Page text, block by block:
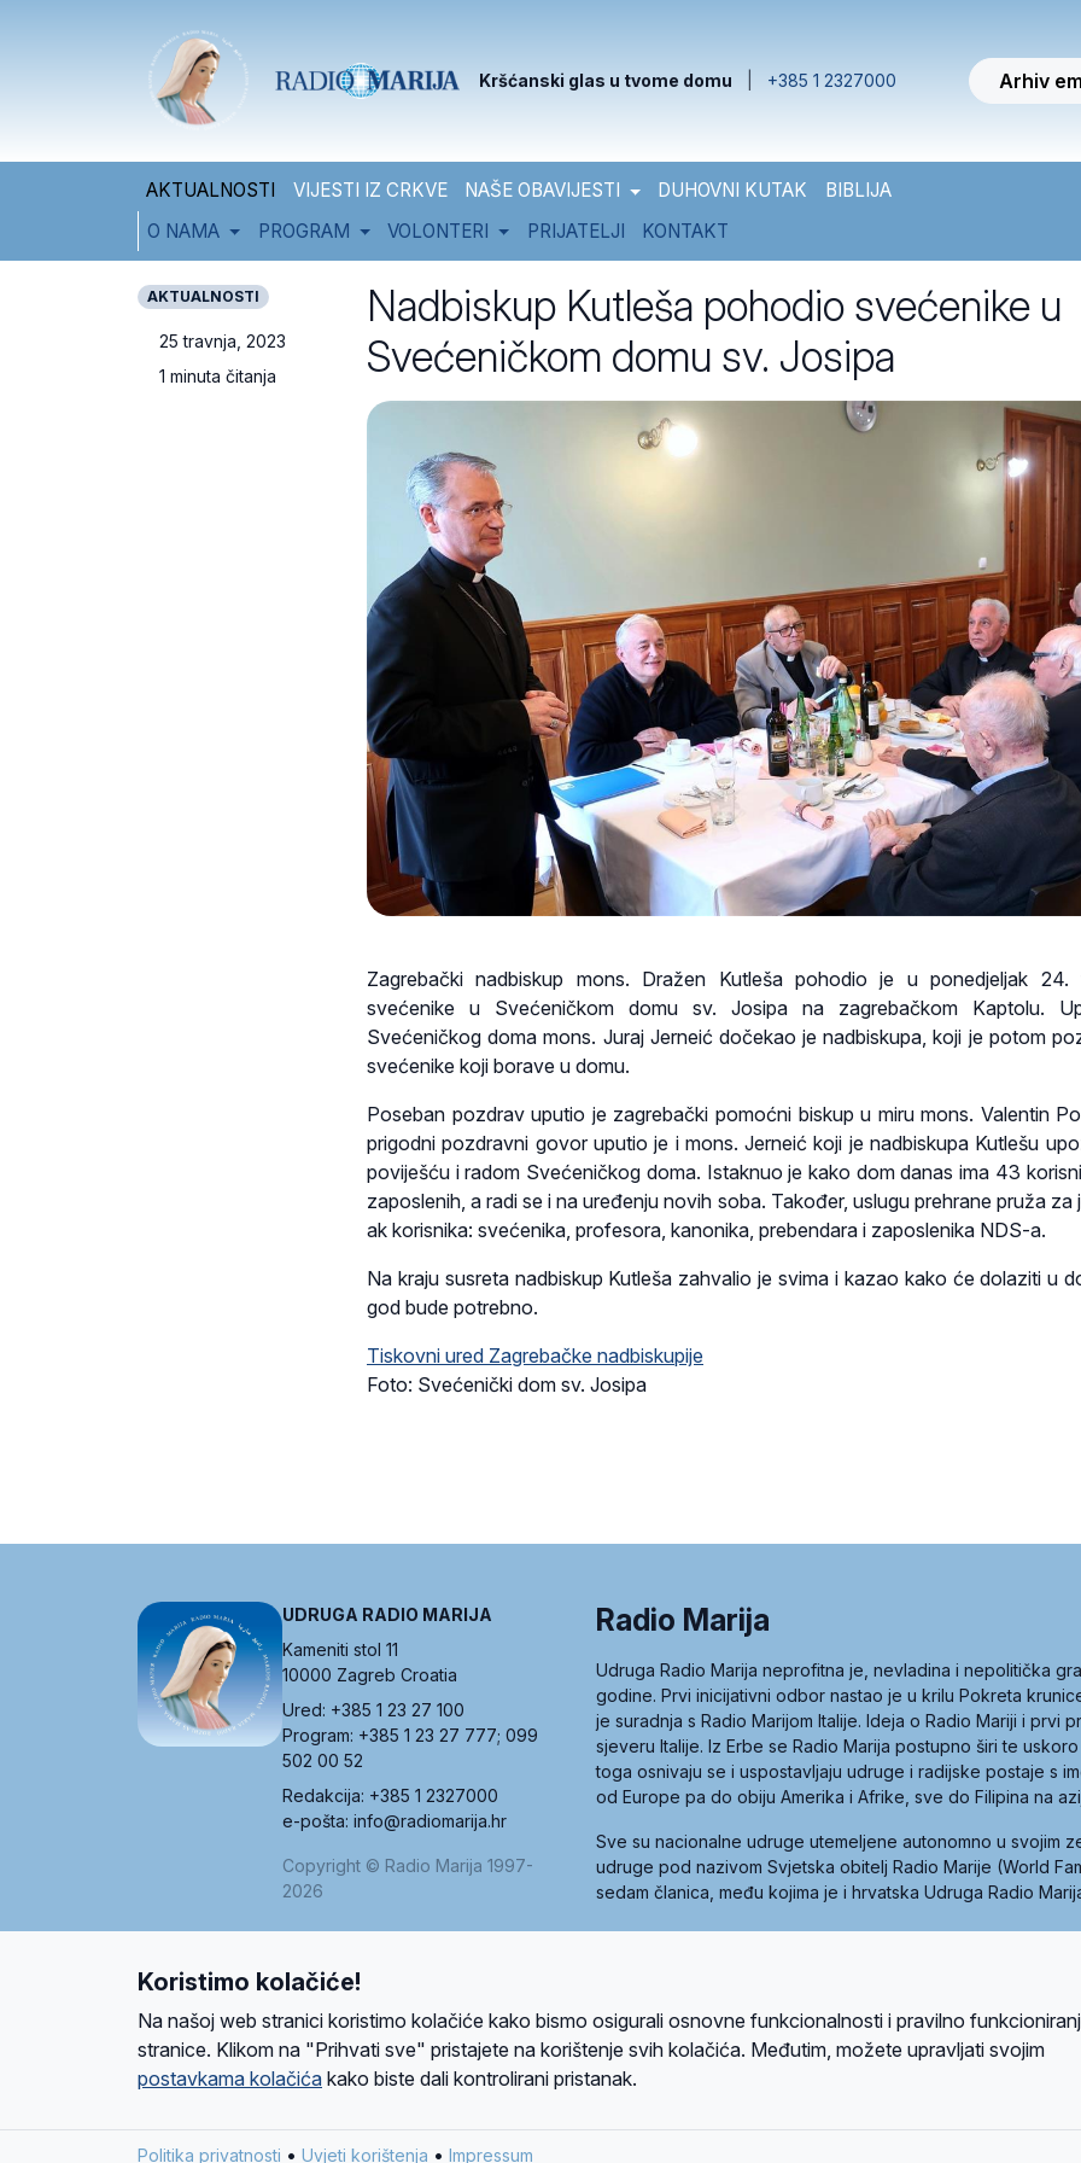
Kršćanski glas u tvome domu +385 1 2327000 Arhiv
AKTUALNOSTI VIJESTI IZ CRKVE NAŠE OBAVIJESTI DUHOVNI KUTAK
BIBLIJA
O NAMA
PROGRAM VOLONTERI PRIJATELJI KONTAKT
AKTUALNOSTI
25 travnja, 2023
1 minuta čitanja
Nadbiskup Kutleša pohodio svećenike u
Svećeničkom domu sv. Josipa
Zagrebački nadbiskup mons. Dražen Kutleša pohodio je u ponedjeljak 24.
svećenike u Svećeničkom domu sv. Josipa na zagrebačkom Kaptolu.
Svećeničkog doma mons. Juraj Jerneić dočekao je nadbiskupa, koji je potom
svećenike koji borave u domu.
Poseban pozdrav uputio je zagrebački pomoćni biskup u miru mons. Valentin
prigodni pozdravni govor uputio je i mons. Jerneić koji je nadbiskupa Kutlešu
poviješću i radom Svećeničkog doma. Istaknuo je kako dom danas ima 43
zaposlenih, a radi se i na uređenju novih soba. Također, uslugu prehrane pruža za
ak korisnika: svećenika, profesora, kanonika, prebendara i zaposlenika NDS-a.
Na kraju susreta nadbiskup Kutleša zahvalio je svima i kazao kako će dolaziti u
god bude potrebno.
Tiskovni ured Zagrebačke nadbiskupije
Foto: Svećenički dom sv. Josipa
UDRUGA RADIO MARIJA
Kameniti stol 11
10000 Zagreb Croatia
Ured: +385 1 23 27 100
Program: +385 1 23 27 777; 099
502 00 52
Redakcija: +385 1 2327000
e-pošta: info@radiomarija.hr
Copyright © Radio Marija 1997-
2026
Radio Marija
Udruga Radio Marija neprofitna je, nevladina i nepolitička
godine. Prvi inicijativni odbor nastao je u krilu Pokreta
je suradnja s Radio Marijom Italije. Ideja o Radio Mariji i prvi
sjeveru Italije. Iz Erbe se Radio Marija postupno širi te
toga osnivaju se i uspostavljaju udruge i radijske postaje s
od Europe pa do obiju Amerika i Afrike, sve do Filipina na
Sve su nacionalne udruge utemeljene autonomno u svojim
udruge pod nazivom Svjetska obitelj Radio Marije (World
sedam članica, među kojima je i hrvatska Udruga Radio
Ova stranica je zaštićena Google reCAPTCHA sustavom
Koristimo kolačiće!
Na našoj web stranici koristimo kolačiće kako bismo osigurali osnovne funkcionalnosti i pravilno
stranice. Klikom na "Prihvati sve" pristajete na korištenje svih kolačića. Međutim, možete upravljati svojim
postavkama kolačića kako biste dali kontrolirani pristanak.
Politika privatnosti • Uvjeti korištenja • Impressum